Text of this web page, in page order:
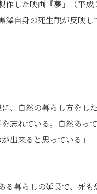
作した映画『夢』（平
自身の死生観が反映し
に、自然の暮らし方を
忘れている。自然あっ
出来ると思っている」
る暮らしの延長で、死